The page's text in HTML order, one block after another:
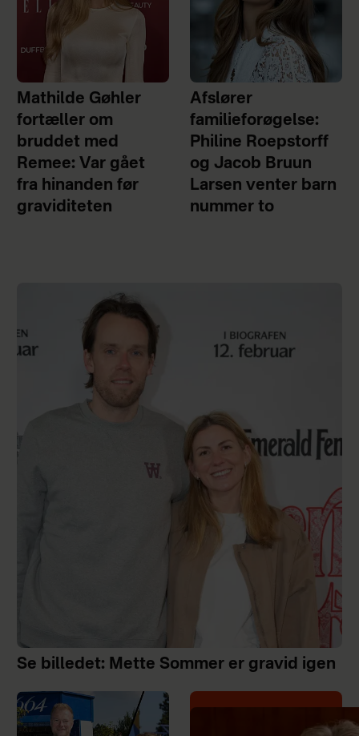
Mathilde Gøhler
fortæller om
bruddet med
Remee: Var gået
fra hinanden før
graviditeten
Afslører
familieforøgelse:
Philine Roepstorff
og Jacob Bruun
Larsen venter barn
nummer to
Se billedet: Mette Sommer er gravid igen